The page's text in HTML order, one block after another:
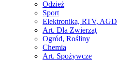
Odzież
Sport
Elektronika, RTV, AGD
Art. Dla Zwierząt
Ogród, Rośliny
Chemia
Art. Spożywcze